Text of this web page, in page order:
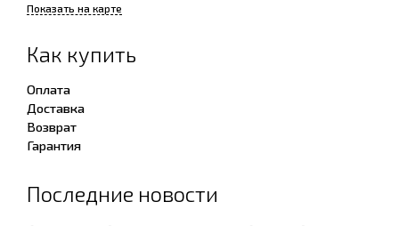
Показать на карте
Как купить
Оплата
Доставка
Возврат
Гарантия
Последние новости